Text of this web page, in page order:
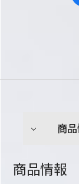
商
商品情報